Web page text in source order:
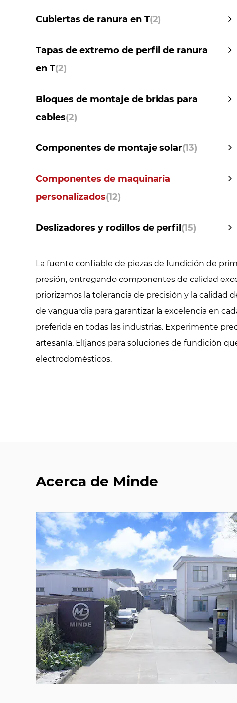
Cubiertas de ranura en T(2)
Tapas de extremo de perfil de ranura
en T(2)
Bloques de montaje de bridas para
cables(2)
Componentes de montaje solar(13)
Componentes de maquinaria
personalizados(12)
Deslizadores y rodillos de perfil (15)
La fuente confiable de piezas de fundición de
presión, entregando componentes de calidad
priorizamos la tolerancia de precisión y la calidad
de vanguardia para garantizar la excelencia en
preferida en todas las industrias. Experimente
artesanía. Elíjanos para soluciones de fundición
electrodomésticos.
Acerca de Minde